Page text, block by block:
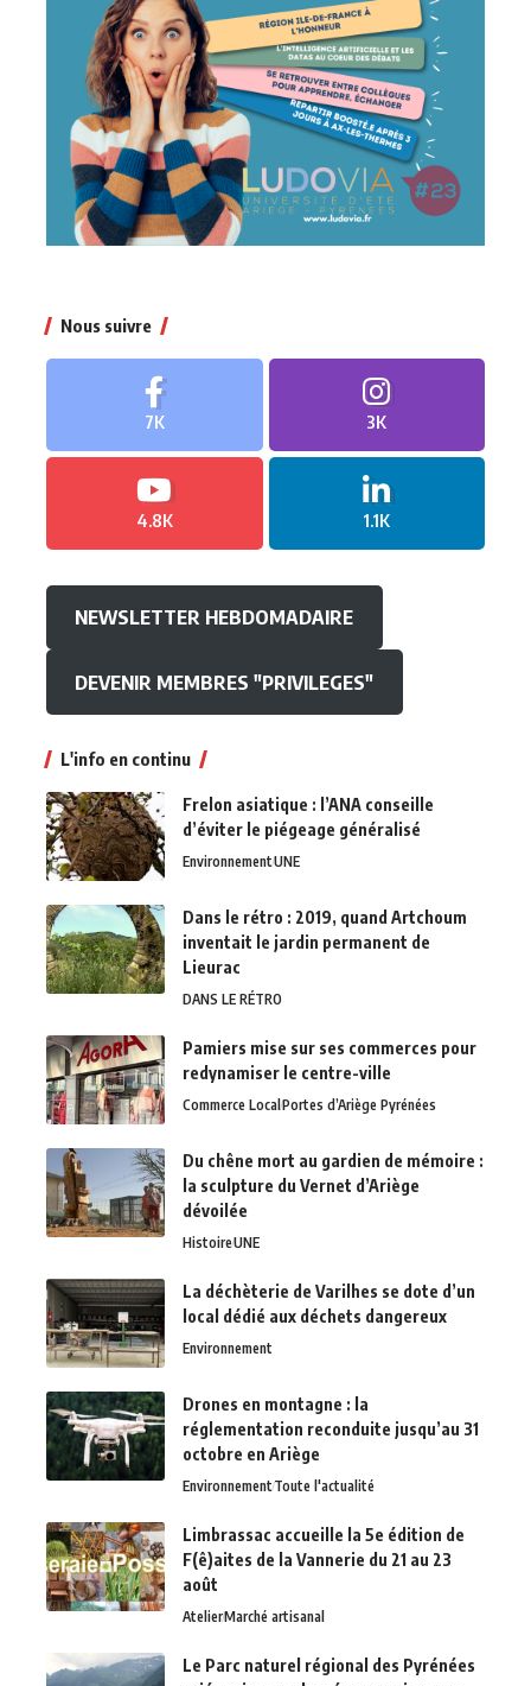
Nous suivre
7K 3K
4.8K 1.1K
NEWSLETTER HEBDOMADAIRE
DEVENIR MEMBRES "PRIVILEGES"
L'info en continu
Frelon asiatique : l’ANA conseille
d’éviter le piégeage généralisé
EnvironnementUNE
Dans le rétro : 2019, quand Artchoum
inventait le jardin permanent de
Lieurac
DANS LE RÉTRO
Pamiers mise sur ses commerces pour
redynamiser le centre-ville
Commerce Local Portes d’Ariège Pyrénées
Du chêne mort au gardien de mémoire :
la sculpture du Vernet d’Ariège
dévoilée
HistoireUNE
La déchèterie de Varilhes se dote d’un
local dédié aux déchets dangereux
Environnement
Drones en montagne : la
réglementation reconduite jusqu’au 31
octobre en Ariège
EnvironnementToute l'actualité
Limbrassac accueille la 5e édition de
F(ê)aites de la Vannerie du 21 au 23
août
AtelierMarché artisanal
Le Parc naturel régional des Pyrénées